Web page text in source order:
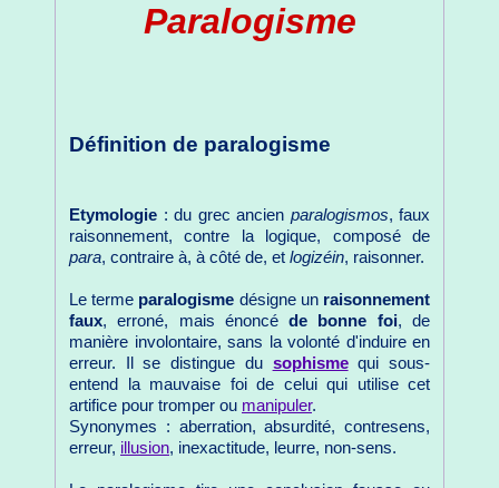
Paralogisme
Définition de paralogisme
Etymologie : du grec ancien paralogismos, faux
raisonnement, contre la logique, composé de
para, contraire à, à côté de, et logizéin, raisonner.
Le terme paralogisme désigne un raisonnement
faux, erroné, mais énoncéde bonne foi, de
manière involontaire, sans la volonté d'induire en
erreur. Il se distingue du sophismequi sous-
entend la mauvaise foi de celui qui utilise cet
artifice pour tromper ou manipuler.
Synonymes : aberration, absurdité, contresens,
erreur, illusion, inexactitude, leurre, non-sens.